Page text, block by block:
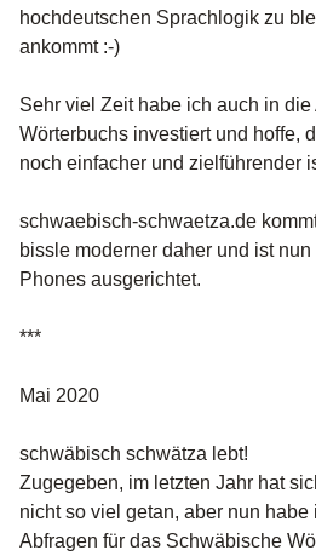
hochdeutschen Sprachlogik zu
ankommt :-)
Sehr viel Zeit habe ich auch in
Wörterbuchs investiert und hoffe,
noch einfacher und zielführender
schwaebisch-schwaetza.de
bissle moderner daher und ist
Phones ausgerichtet.
***
Mai 2020
schwäbisch schwätza lebt!
Zugegeben, im letzten Jahr hat
nicht so viel getan, aber nun
Abfragen für das Schwäbische